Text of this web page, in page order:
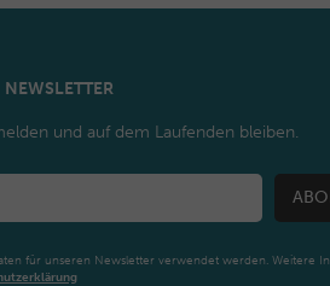
NEWSLETTER
und auf dem Laufenden bleiben.
für unseren Newsletter verwendet werden. Weitere